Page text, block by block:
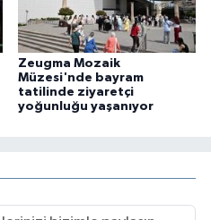
Zeugma Mozaik
Müzesi'nde bayram
tatilinde ziyaretçi
yoğunluğu yaşanıyor